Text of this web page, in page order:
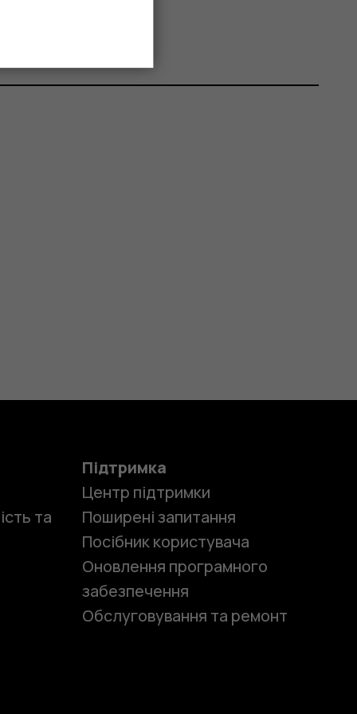
та
Підтримка
Центр підтримки
Поширені запитання
Посібник користувача
Оновлення програмного
забезпечення
Обслуговування та ремонт